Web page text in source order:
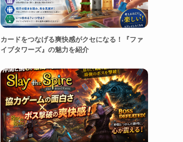
カードをつなげる爽快感がクセになる！『ファ
イブタワーズ』の魅力を紹介